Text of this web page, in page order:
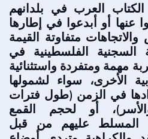
العرب في بلدانهم
عنها أو أبدعوا في إطارها
متفاوتة القيمة
السجنية الفلسطينية في
مهمة ومتفردة واستثنائية
الأخرى، سواء لشمولها
في الزمن (طول فترات
أو لحجم القمع
المسلط عليهم من قبل